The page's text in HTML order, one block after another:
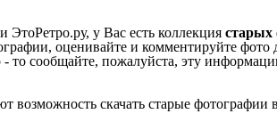
ЭтоРетро.ру, у Вас есть коллекция старых
оценивайте и комментируйте
то сообщайте, пожалуйста, эту
скачать старые фотографии